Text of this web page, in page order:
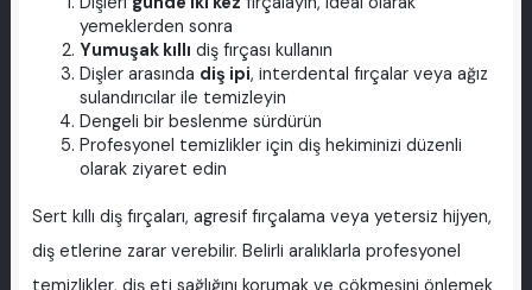
yemeklerden sonra
Yumuşak kıllı diş fırçası kullanın
Dişler arasında diş ipi, interdental fırçalar veya ağız
sulandırıcılar ile temizleyin
Dengeli bir beslenme sürdürün
Profesyonel temizlikler için diş hekiminizi düzenli
olarak ziyaret edin
Sert kıllı diş fırçaları, agresif fırçalama veya yetersiz hijyen,
diş etlerine zarar verebilir. Belirli aralıklarla profesyonel